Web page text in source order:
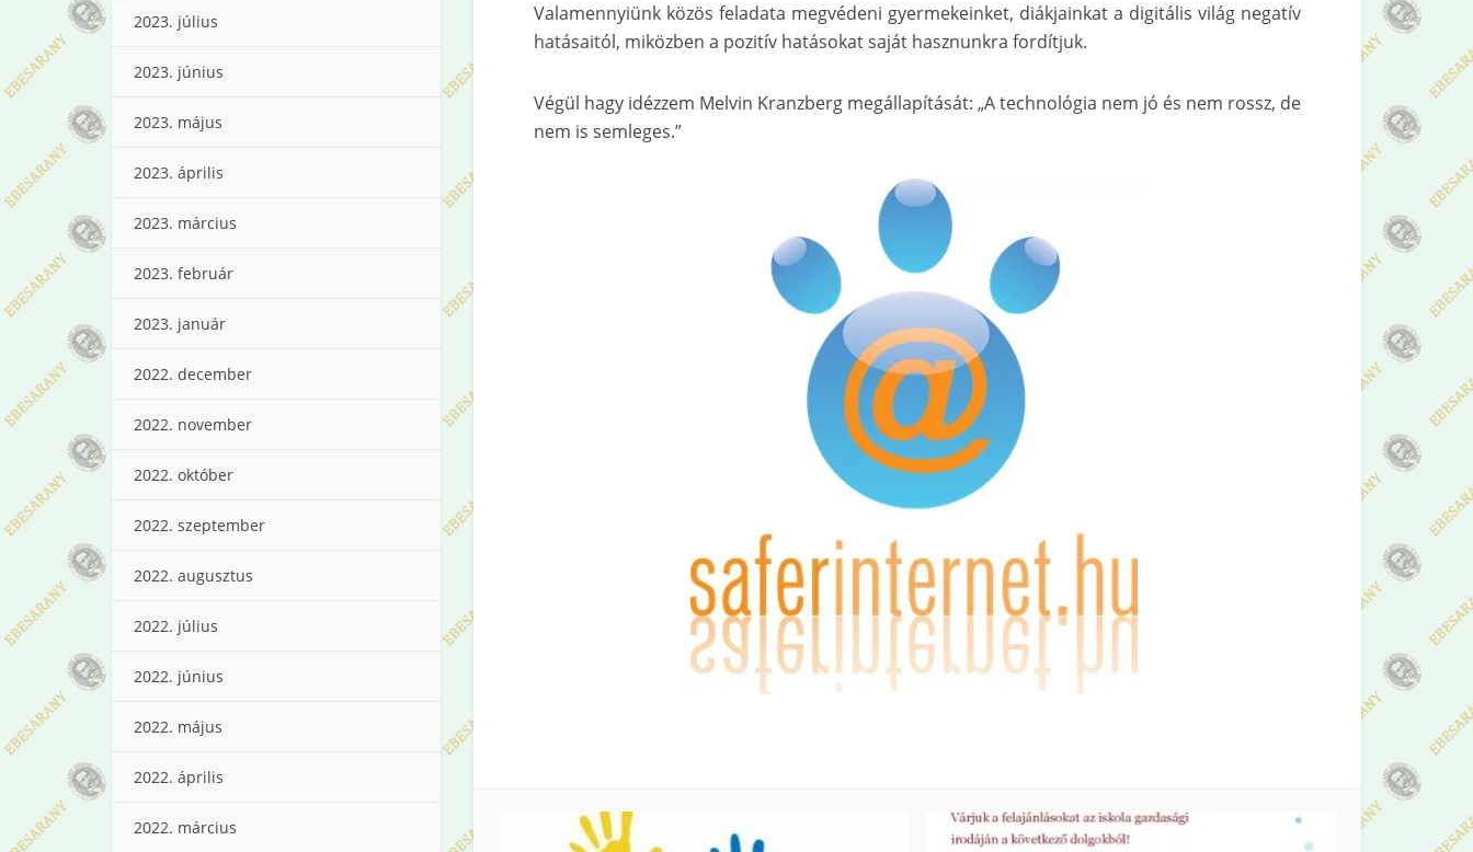
2023. július
2023. június
2023. május
2023. április
2023. március
2023. február
2023. január
2022. december
2022. november
2022. október
2022. szeptember
2022. augusztus
2022. július
2022. június
2022. május
2022. április
2022. március
Valamennyiünk közös feladata megvédeni gyermekeinket, diákjainkat a digitális világ negatív
hatásaitól, miközben a pozitív hatásokat saját hasznunkra fordítjuk.
Végül hagy idézzem Melvin Kranzberg megállapítását: „A technológia nem jó és nem rossz, de
nem is semleges.”